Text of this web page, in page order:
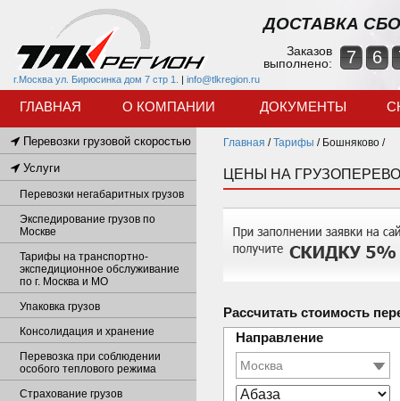
г.Москва ул. Бирюсинка дом 7 стр 1. | info@tlkregion.ru
ДОСТАВКА
Заказов
выполнено:
7 6
ГЛАВНАЯ О КОМПАНИИ ДОКУМЕНТЫ
Главная /Тарифы / Бошняково /
ЦЕНЫ НА
Рассчитать стоимость
Направление
Перевозки грузовой скоростью
Услуги
Перевозки негабаритных грузов
Экспедирование грузов по
Москве
Тарифы на транспортно-
экспедиционное обслуживание
по г. Москва и МО
Упаковка грузов
Консолидация и хранение
Перевозка при соблюдении
особого теплового режима
Страхование грузов